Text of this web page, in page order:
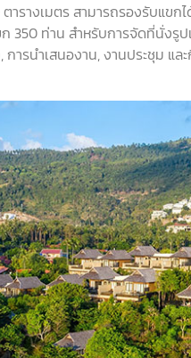
ตารางเมตร สามารถรองรับแขก
350 ท่าน สำหรับการจัดที่นั่งรู
,การนำเสนองาน,งานประชุม แล